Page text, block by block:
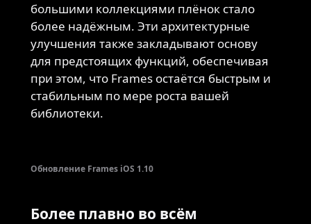
большими коллекциями плёнок стало
более надёжным. Эти архитектурные
улучшения также закладывают основу
для предстоящих функций, обеспечивая
при этом, что Frames остаётся быстрым и
стабильным по мере роста вашей
библиотеки.
Обновление Frames iOS 1.10
Более плавно во всём